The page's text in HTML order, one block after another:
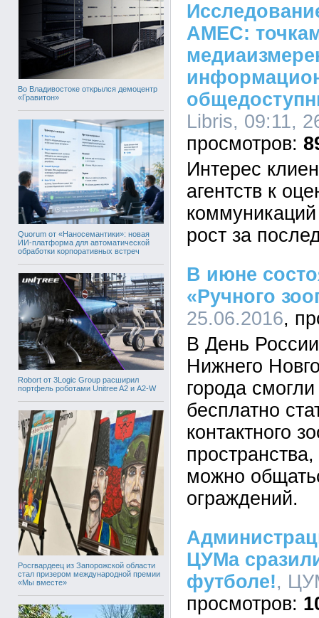
Во Владивостоке открылся демоцентр
«Гравитон»
Quorum от «Наносемантики»: новая
ИИ-платформа для автоматической
обработки корпоративных встреч
Robort от 3Logic Group расширил
портфель роботами Unitree A2 и A2-W
Росгвардеец из Запорожской области
стал призером международной премии
«Мы вместе»
AMEC:
Libris, 09:11,
Интерес
агентств к
рост за
В июне
«Ручного
25.06.2016
В День
Нижнего
города
бесплатно
контактного
можно
ограждений.
ЦУМа
футболе!,